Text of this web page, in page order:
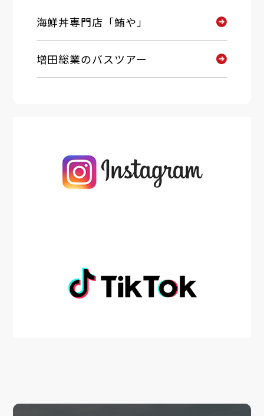
海鮮丼専門店「鮪や」
増田総業のバスツアー